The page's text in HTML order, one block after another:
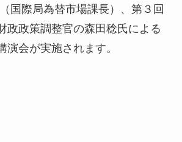
国際局為替市場課長）、第３回
政政策調整官の森田稔氏による
演会が実施されます。